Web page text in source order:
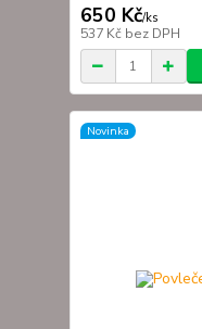
650 Kč/ks
537 Kč bez DPH
Novinka